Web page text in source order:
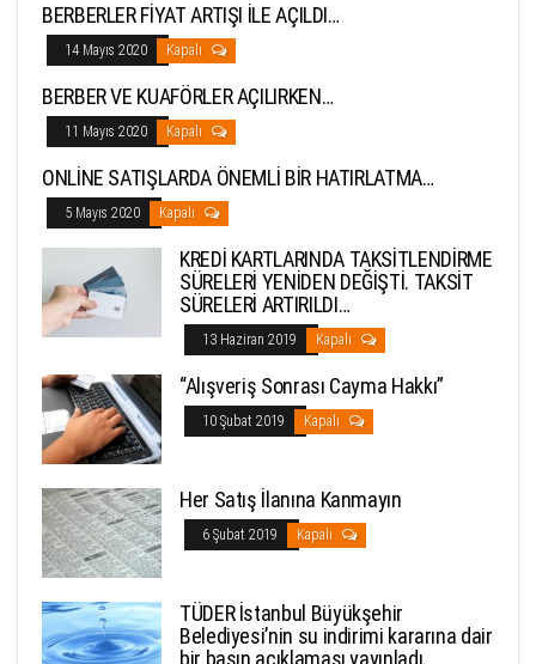
BERBERLER FİYAT ARTIŞI İLE AÇILDI…
14 Mayıs 2020 Kapalı
BERBER VE KUAFÖRLER AÇILIRKEN…
11 Mayıs 2020 Kapalı
ONLİNE SATIŞLARDA ÖNEMLİ BİR HATIRLATMA…
5 Mayıs 2020 Kapalı
KREDİ KARTLARINDA TAKSİTLENDİRME
SÜRELERİ YENİDEN DEĞİŞTİ. TAKSİT
SÜRELERİ ARTIRILDI…
13 Haziran 2019 Kapalı
“Alışveriş Sonrası Cayma Hakkı”
10 Şubat 2019 Kapalı
Her Satış İlanına Kanmayın
6 Şubat 2019 Kapalı
TÜDER İstanbul Büyükşehir
Belediyesi’nin su indirimi kararına dair
bir basın açıklaması yayınladı.